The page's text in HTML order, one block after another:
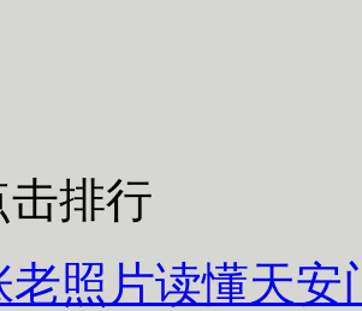
击排行
老照片读懂天